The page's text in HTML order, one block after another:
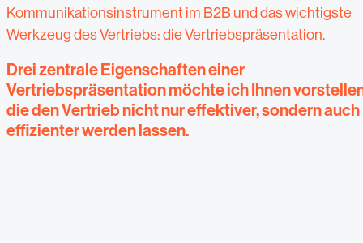
Kommunikationsinstrument im B2B und das wichtigste
Werkzeug des Vertriebs: die Vertriebspräsentation.
Drei zentrale Eigenschaften einer
Vertriebspräsentation möchte ich Ihnen
die den Vertrieb nicht nur effektiver, sondern auch
effizienter werden lassen.